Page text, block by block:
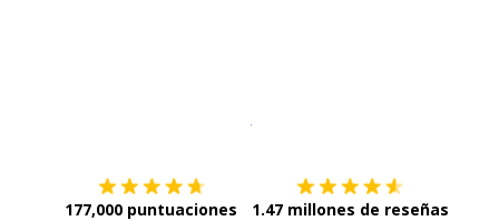
177,000 puntuaciones 1.47 millones de reseñas